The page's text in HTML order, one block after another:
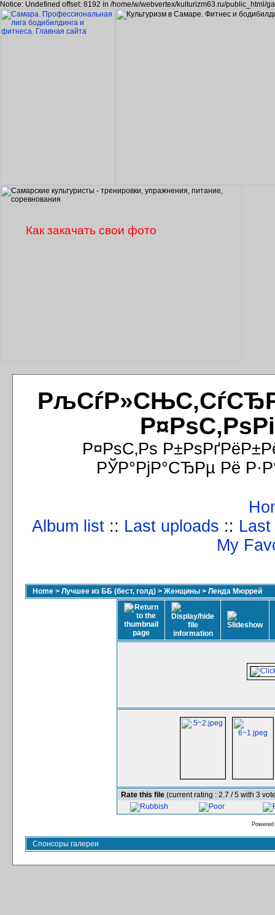
Notice: Undefined offset: 8192 in /home/w/webvertex/kulturizm63.ru/public_html/
Р¤РѕС‚Рѕ
РЎР°РјР°СЂРµ Рё
Album list :: Last uploads ::
My
Home > Лучшее из ББ (бест, голд) > Женщины > Ленда Мюррей
Rate this file (current rating : 2.7 / 5 with 3
Спонсоры галереи
Как закачать свои фото